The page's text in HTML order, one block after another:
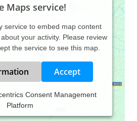
Maps service!
service to embed map content
your activity. Please review
the service to see this map.
Accept
Consent Management
Platform